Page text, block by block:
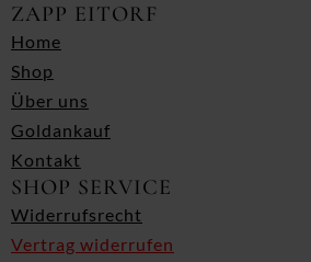
ZAPP EITORF
Home
Shop
Über uns
Goldankauf
Kontakt
SHOP SERVICE
Widerrufsrecht
Vertrag widerrufen